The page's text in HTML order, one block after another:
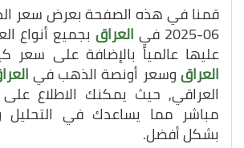
06-2025 في العراق بجميع أنواع
عليها عالمياً بالإضافة على سعر
العراقوسعر أونصة الذهب في
العراقي, حيث يمكنك الاطلاع
مباشر مما يساعدك في التحليل
بشكل أفضل.